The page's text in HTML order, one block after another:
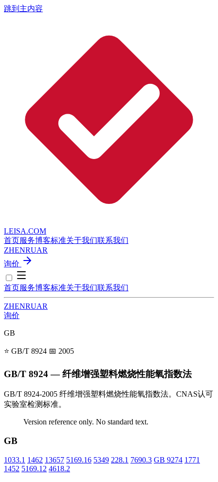
跳到主内容
LEISA.COM
首页服务博客标准关于我们联系我们
ZHENRUAR
询价
首页服务博客标准关于我们联系我们
ZHENRUAR
询价
GB
⭐ GB/T 8924 📅 2005
GB/T 8924 — 纤维增强塑料燃烧性能氧指数法
GB/T 8924-2005 纤维增强塑料燃烧性能氧指数法。CNAS认可
实验室检测标准。
Version reference only. No standard text.
GB
1033.1 1462 13657 5169.16 5349 228.1 7690.3 GB 9274 1771
1452 5169.12 4618.2